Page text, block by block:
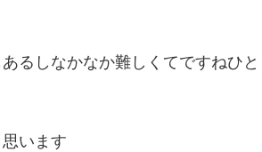
るしなかなか難しくてですねひ
います